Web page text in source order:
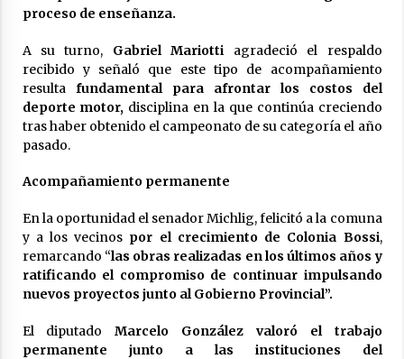
proceso de enseñanza.
A su turno, Gabriel Mariotti agradeció el respaldo
recibido y señaló que este tipo de acompañamiento
resulta fundamental para afrontar los costos del
deporte motor, disciplina en la que continúa creciendo
tras haber obtenido el campeonato de su categoría el año
pasado.
Acompañamiento permanente
En la oportunidad el senador Michlig, felicitó a la comuna
y a los vecinos por el crecimiento de Colonia Bossi,
remarcando “las obras realizadas en los últimos años y
ratificando el compromiso de continuar impulsando
nuevos proyectos junto al Gobierno Provincial”.
El diputadoMarcelo González valoró el trabajo
permanente junto a las instituciones del